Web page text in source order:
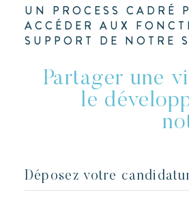
Des Lodges d’inspiration polynésienne
imprenable sur Saint Tropez
L'application mobile Riviera
Nos offres
Nous contacter
UN PROCESS CADRÉ
ACCÉDER AUX
SUPPORT DE NOTRE
Partager une
le
Déposez votre